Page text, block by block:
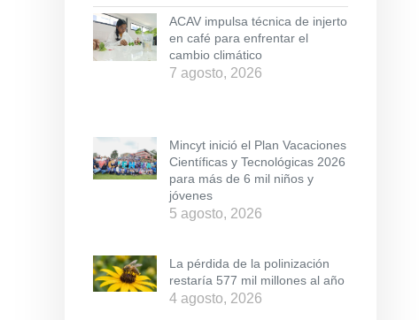
ACAV impulsa técnica de injerto
en café para enfrentar el
cambio climático
7 agosto, 2026
Mincyt inició el Plan Vacaciones
Científicas y Tecnológicas 2026
para más de 6 mil niños y
jóvenes
5 agosto, 2026
La pérdida de la polinización
restaría 577 mil millones al año
4 agosto, 2026